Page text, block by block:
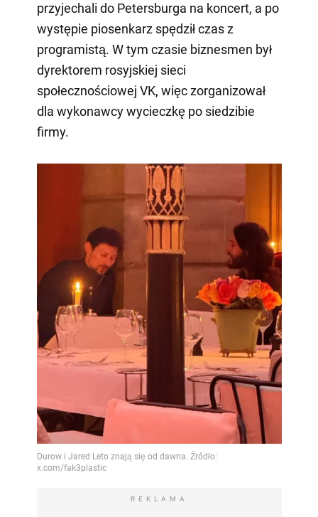
przyjechali do Petersburga na koncert, a po
występie piosenkarz spędził czas z
programistą. W tym czasie biznesmen był
dyrektorem rosyjskiej sieci
społecznościowej VK, więc zorganizował
dla wykonawcy wycieczkę po siedzibie
firmy.
REKLAMA